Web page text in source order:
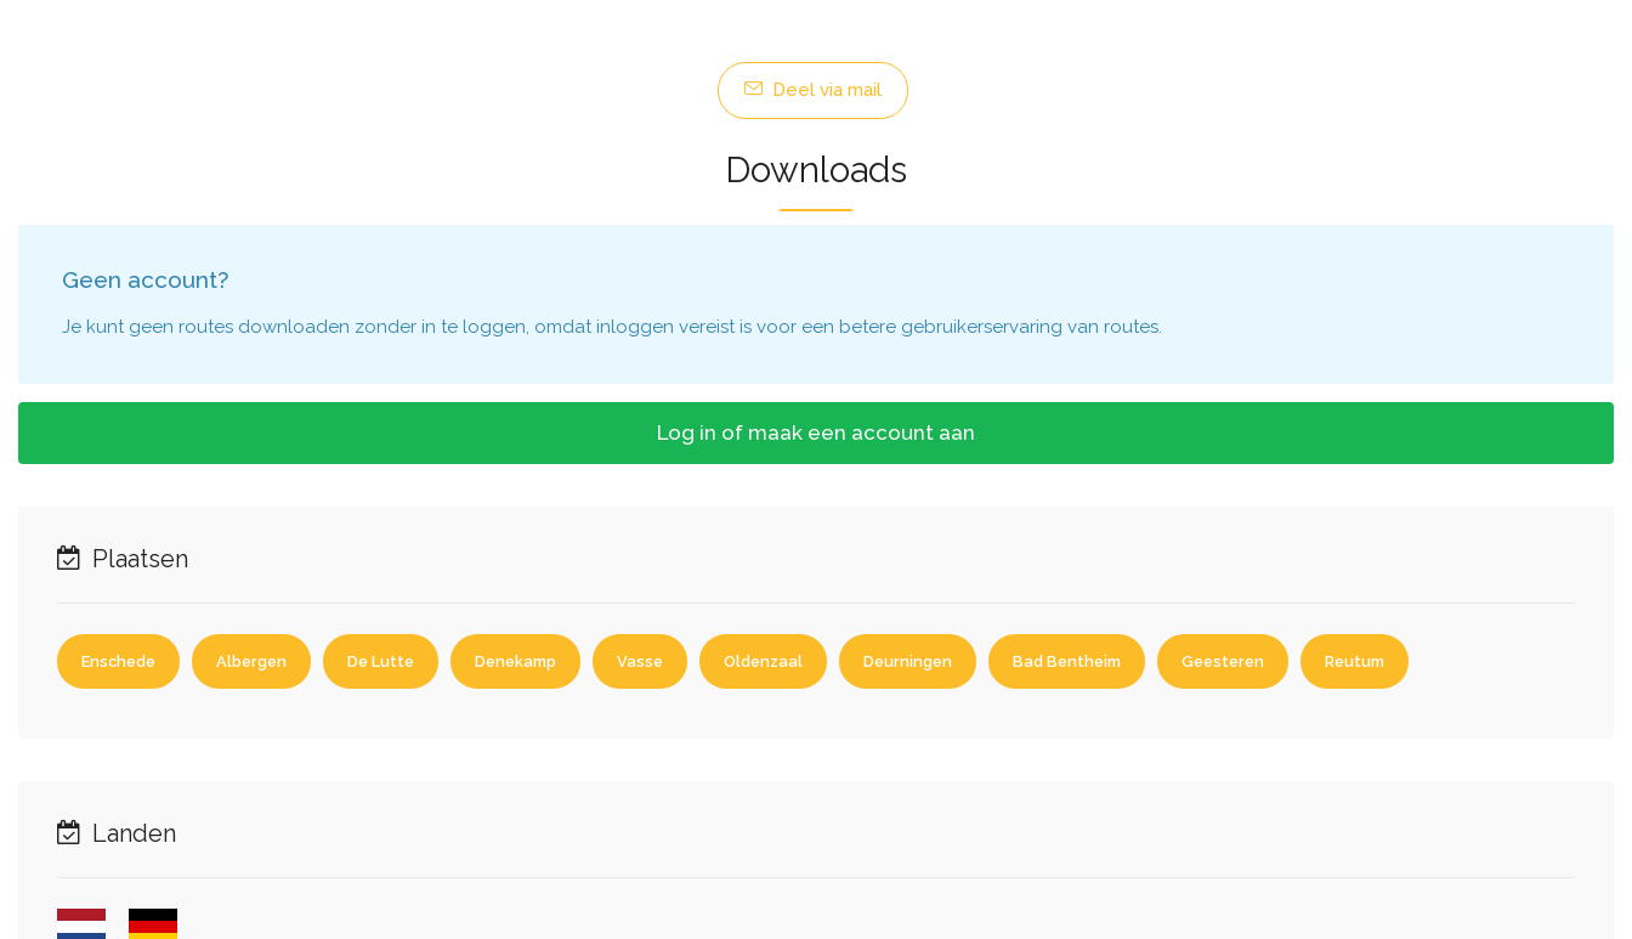
Deel via mail
Downloads
Geen account?
Je kunt geen routes downloaden zonder in te loggen, omdat inloggen vereist is voor een betere gebruikerservaring van routes.
Log in of maak een account aan
Plaatsen
Enschede Albergen De Lutte Denekamp Vasse Oldenzaal Deurningen Bad Bentheim Geesteren Reutum
Landen